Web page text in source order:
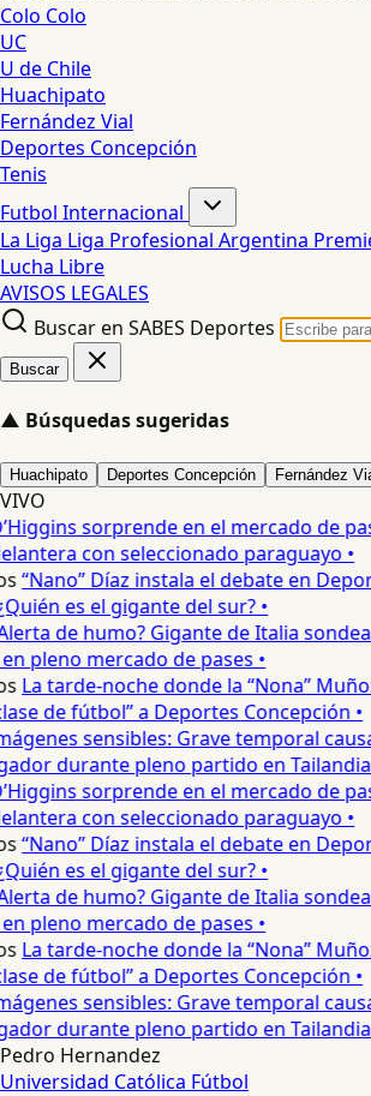
Colo Colo
UC
U de Chile
Huachipato
Fernández Vial
Deportes Concepción
Tenis
Futbol Internacional
La Liga Liga Profesional Argentina
Lucha Libre
AVISOS LEGALES
Buscar en SABES Deportes
Buscar
▲ Búsquedas sugeridas
Huachipato Deportes Concepción Fernández
VIVO
sorprende en el mercado de
con seleccionado paraguayo •
“Nano” Díaz instala el debate en
es el gigante del sur? •
de humo? Gigante de Italia sondea
pleno mercado de pases •
La tarde-noche donde la “Nona”
de fútbol” a Deportes Concepción •
sensibles: Grave temporal
durante pleno partido en Tailandia
sorprende en el mercado de
con seleccionado paraguayo •
“Nano” Díaz instala el debate en
es el gigante del sur? •
de humo? Gigante de Italia sondea
pleno mercado de pases •
La tarde-noche donde la “Nona”
de fútbol” a Deportes Concepción •
sensibles: Grave temporal
durante pleno partido en Tailandia
Pedro Hernandez
Universidad Católica Fútbol